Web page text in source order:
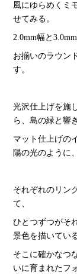
風にゆらめくミ
せてみる。
2.0mm幅と3.0mm
お揃いのラウン
す。
光沢仕上げを施
ら、島の緑と響
マット仕上げの
陽の光のように
それぞれのリン
て、
ひとつずつがそ
景色を描いている
そこに確かなつ
いに育まれたフ